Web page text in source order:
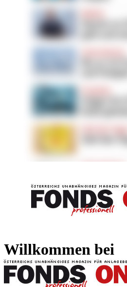
Willkommen bei